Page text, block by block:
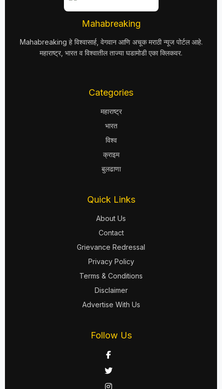
Mahabreaking
Mahabreaking हे विश्वासार्ह, वेगवान आणि अचूक मराठी न्यूज पोर्टल आहे.
महाराष्ट्र, भारत व विश्वातील ताज्या घडामोडी एका क्लिकवर.
Categories
महाराष्ट्र
भारत
विश्व
क्राइम
बुलढाणा
Quick Links
About Us
Contact
Grievance Redressal
Privacy Policy
Terms & Conditions
Disclaimer
Advertise With Us
Follow Us